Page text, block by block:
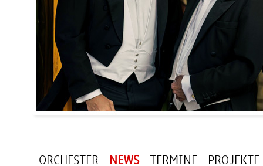
ORCHESTER NEWS TERMINE PROJEKTE